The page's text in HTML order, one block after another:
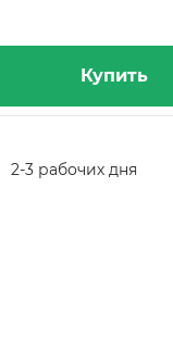
Купить
2-3 рабочих дня